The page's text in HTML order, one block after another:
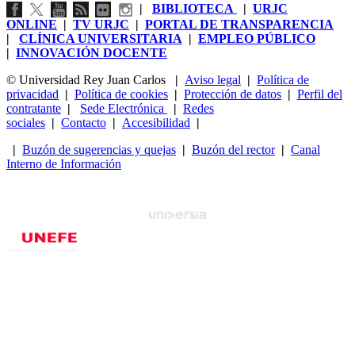
| BIBLIOTECA | URJC
ONLINE | TV URJC | PORTAL DE TRANSPARENCIA
| CLÍNICA UNIVERSITARIA | EMPLEO PÚBLICO
| INNOVACIÓN DOCENTE
© Universidad Rey Juan Carlos
| Aviso legal | Política de
privacidad | Política de cookies | Protección de datos | Perfil del
contratante | Sede Electrónica | Redes
sociales | Contacto | Accesibilidad |
| Buzón de sugerencias y quejas | Buzón del rector| Canal
Interno de Información